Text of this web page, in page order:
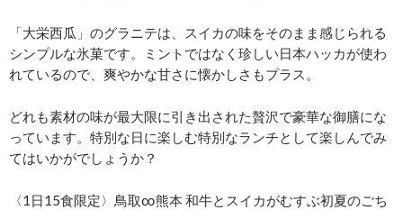
「大栄西瓜」のグラニテは、スイカの味をそのまま感じられる
シンプルな氷菓です。ミントではなく珍しい日本ハッカが使わ
れているので、爽やかな甘さに懐かしさもプラス。
どれも素材の味が最大限に引き出された贅沢で豪華な御膳にな
っています。特別な日に楽しむ特別なランチとして楽しんでみ
てはいかがでしょうか？
〈1日15食限定〉鳥取∞熊本 和牛とスイカがむすぶ初夏のごち